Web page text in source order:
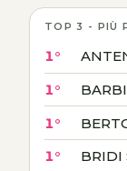
TOP 3 - PIÙ
1°
1°
1°
1° BRIDI